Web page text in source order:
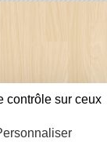
Connexion
contrôle sur ceux